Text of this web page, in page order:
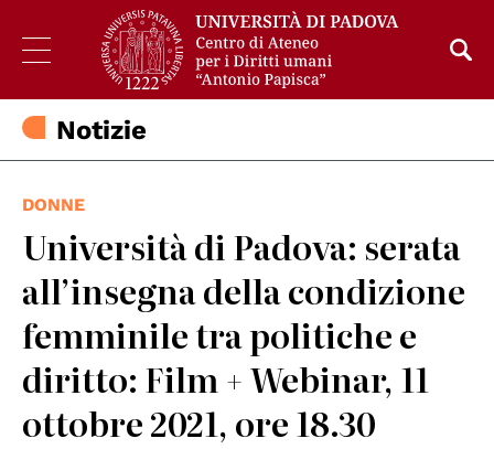
Notizie
DONNE
Università di Padova: serata
all’insegna della condizione
femminile tra politiche e
diritto: Film + Webinar, 11
ottobre 2021, ore 18.30